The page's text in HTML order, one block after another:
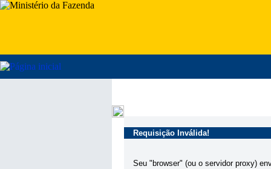
Requisição Inválida!
Seu "browser" (ou o servidor proxy)